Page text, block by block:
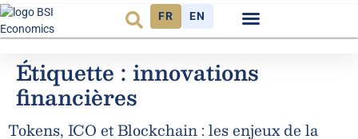
FR EN
Étiquette : innovations
financières
Tokens, ICO et Blockchain : les enjeux de la